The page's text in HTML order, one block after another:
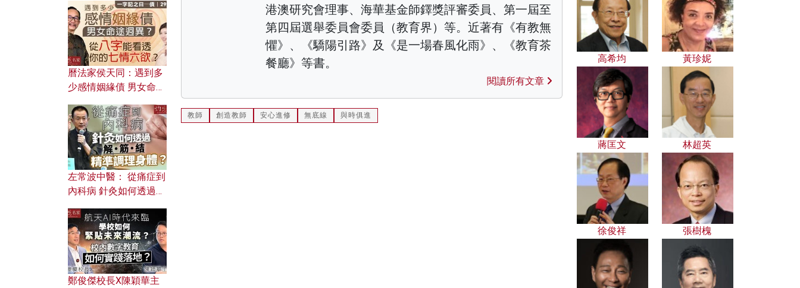
港澳研究會理事、海華基金師鐸獎評審委員、第一屆至
第四屆選舉委員會委員（教育界）等。近著有《有教無
懼》、《驕陽引路》及《是一場春風化雨》、《教育茶
餐廳》等書。
閱讀所有文章
教師 創造教師 安心進修 無底線 與時俱進
曆法家侯天同：遇到多
少感情姻緣債 男女命途
的七情六欲？
左常波中醫： 從痛症到
內科病 針灸如何透過解
鄭俊傑校長X陳穎華主
高希均 黃珍妮
蔣匡文 林超英
徐俊祥 張樹槐